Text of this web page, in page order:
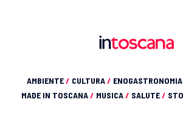
AMBIENTE/ CULTURA/ ENOGASTRONOMIA
MADE IN TOSCANA/ MUSICA/ SALUTE/